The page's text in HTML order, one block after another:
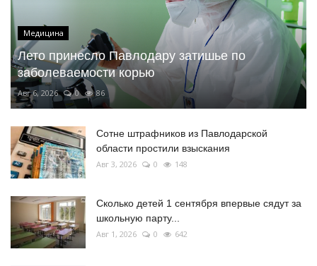
Медицина
Лето принесло Павлодару затишье по
заболеваемости корью
Авг 6, 2026 0 86
Сотне штрафников из Павлодарской
области простили взыскания
Авг 3, 2026 0 148
Сколько детей 1 сентября впервые сядут за
школьную парту...
Авг 1, 2026 0 642